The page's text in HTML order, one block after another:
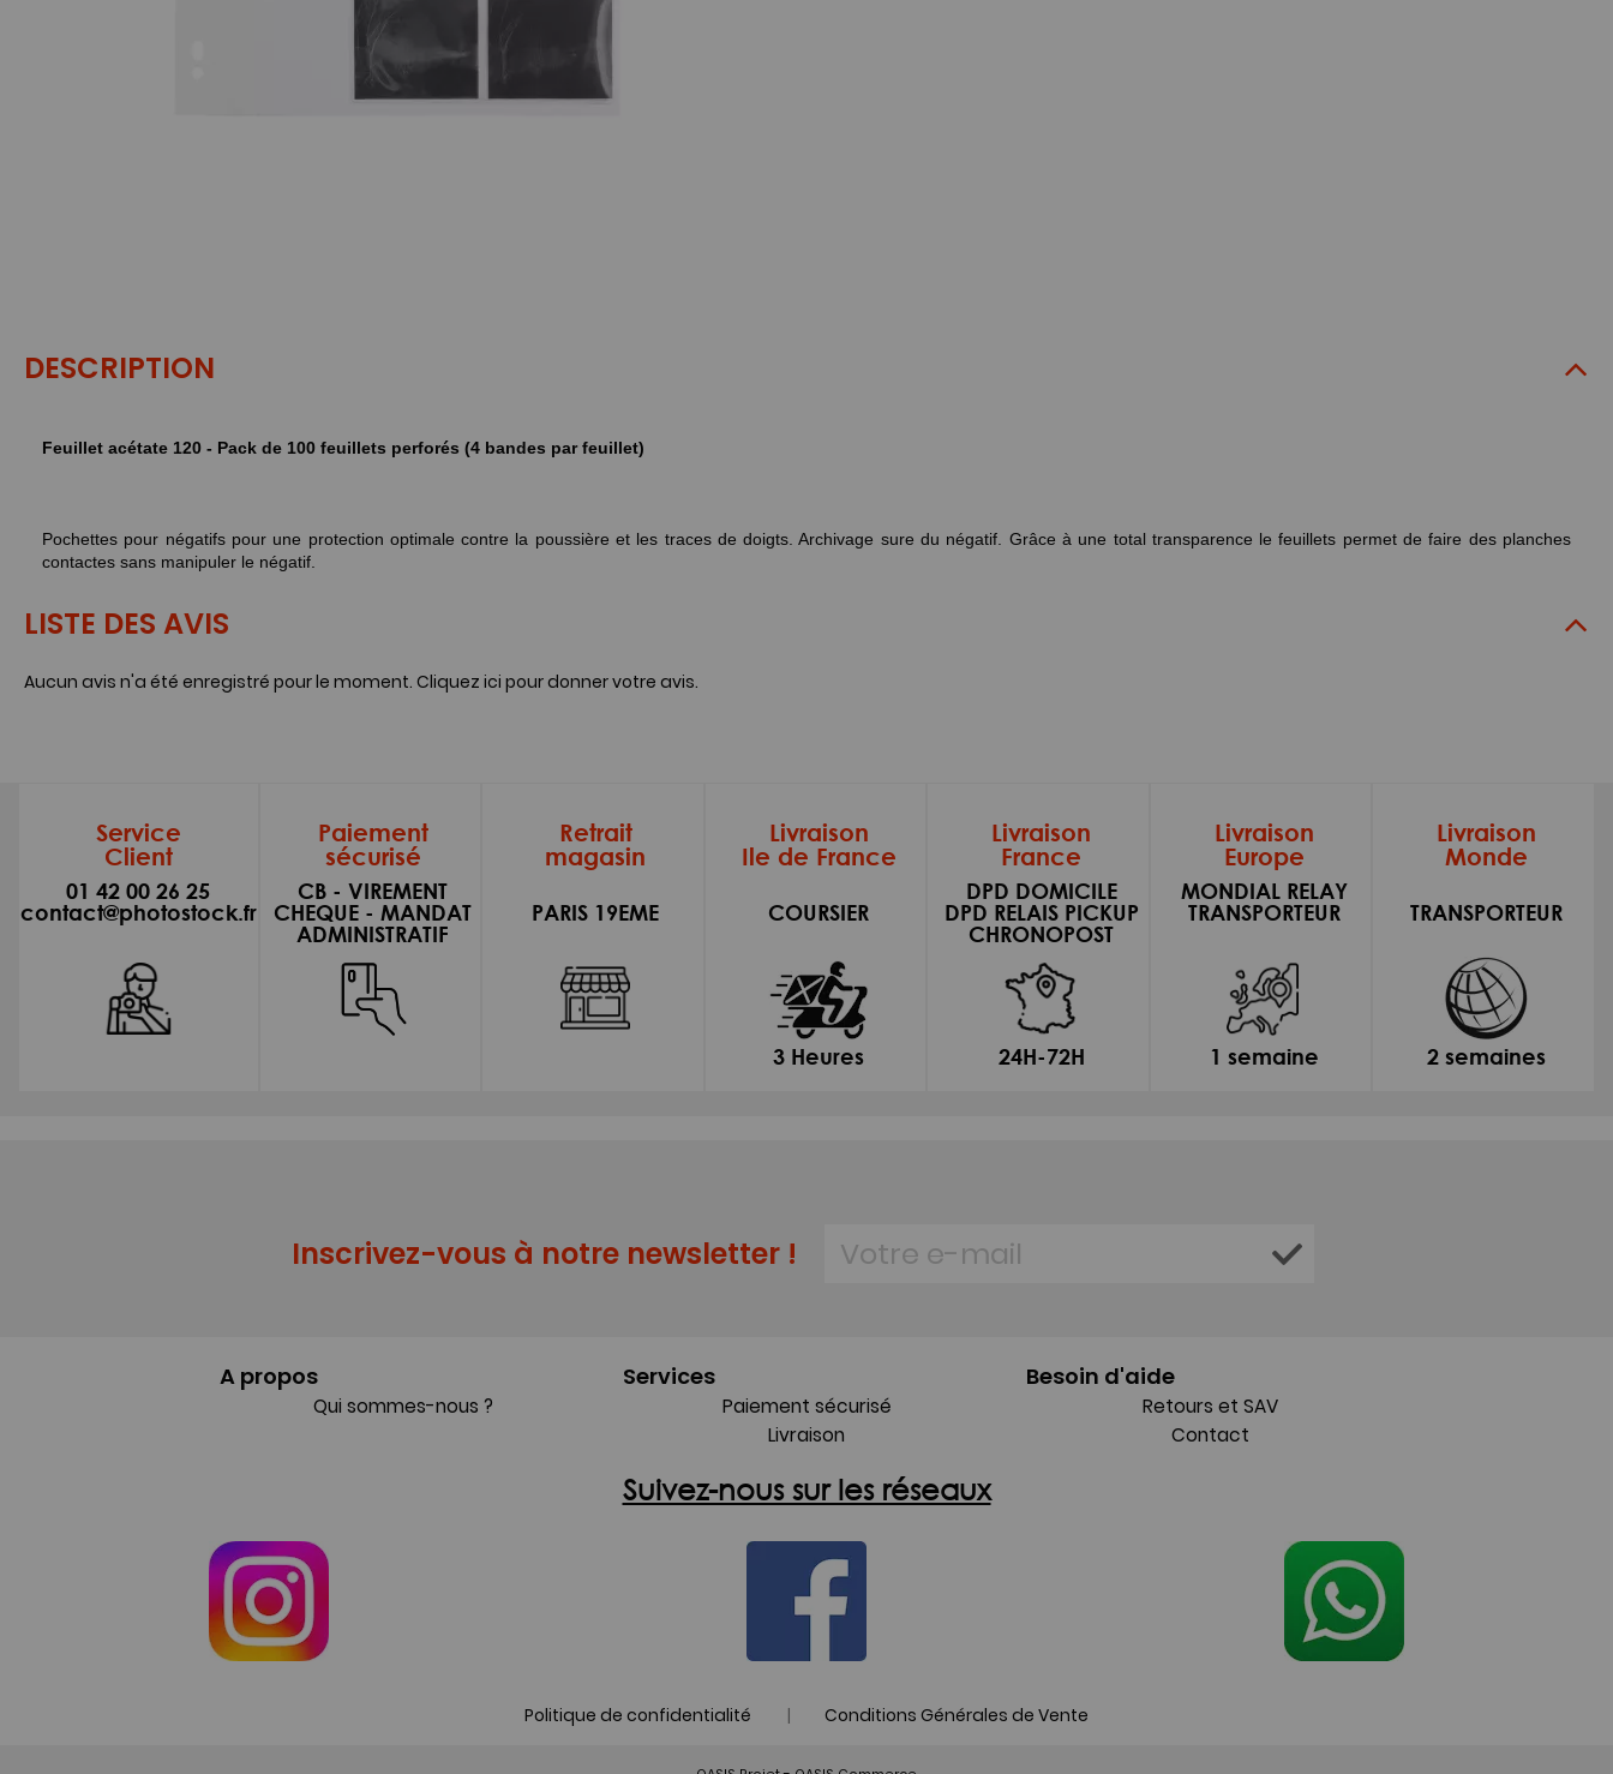
DESCRIPTION
Feuillet acétate 120 - Pack de 100 feuillets perforés (4 bandes par feuillet)
Pochettes pour négatifs pour une protection optimale contre la poussière et les traces de doigts. Archivage sure du négatif. Grâce à une total transparence le feuillets permet de faire des planches
contactes sans manipuler le négatif.
LISTE DES AVIS
Aucun avis n'a été enregistré pour le moment. Cliquez ici pour donner votre avis.
Service
Client
01 42 00 26 25
contact@photostock.fr
Paiement
sécurisé
CB - VIREMENT
CHEQUE - MANDAT
ADMINISTRATIF
Retrait
magasin
PARIS 19EME
Livraison
Ile de France
COURSIER
3 Heures
Livraison
France
DPD DOMICILE
DPD RELAIS PICKUP
CHRONOPOST
24H-72H
Livraison
Europe
MONDIAL RELAY
TRANSPORTEUR
1 semaine
Livraison
Monde
TRANSPORTEUR
2 semaines
Inscrivez-vous à notre newsletter !
A propos
Qui sommes-nous ?
Services
Paiement sécurisé
Livraison
Besoin d'aide
Retours et SAV
Contact
Suivez-nous sur les réseaux
Politique de confidentialité | Conditions Générales de Vente